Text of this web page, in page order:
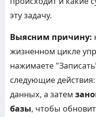
эту задачу.
Выясним причину:
жизненном цикле
нажимаете
следующие
данных, а затем
базы, чтобы